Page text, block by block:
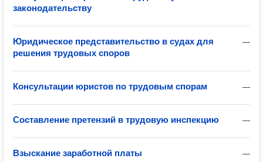
законодательству
—
Юридическое представительство в судах для
решения трудовых споров
—
Консультации юристов по трудовым спорам
—
Составление претензий в трудовую инспекцию
—
Взыскание заработной платы